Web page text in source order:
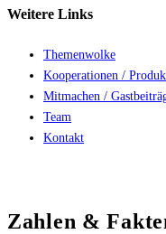
Weitere Links
Themenwolke
Kooperationen /
Mitmachen /
Team
Kontakt
Zahlen &